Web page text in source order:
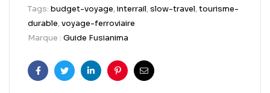
Tags: budget-voyage,interrail,slow-travel,tourisme-
durable,voyage-ferroviaire
Marque : Guide Fusianima
FacebookTwitterLinkedinPinterestEmail